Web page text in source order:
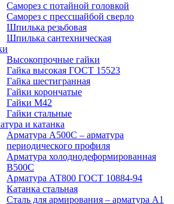
Саморез с потайной головкой
Саморез с прессшайбой сверло
Шпилька резьбовая
Шпилька сантехническая
Высокопрочные гайки
Гайка высокая ГОСТ 15523
Гайка шестигранная
Гайки корончатые
Гайки М42
Гайки стальные
и катанка
Арматура А500С – арматура
периодического профиля
Арматура холоднодеформированная
В500С
Арматура АТ800 ГОСТ 10884-94
Катанка стальная
Сталь для армирования – арматура А1